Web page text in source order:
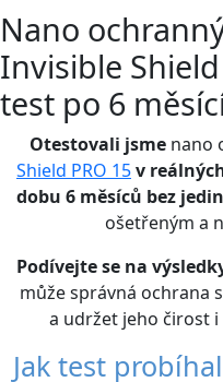
Nano
Invisible
test po 6
Otestovali jsme nano
Shield PRO 15v
dobu 6 měsíců bez
ošetřeným a
Podívejte se na
může správná ochrana
a udržet jeho čirost
Jak test probíhal